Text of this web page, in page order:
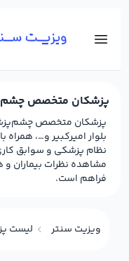
پزشکان متخصص چشم
پزشکان متخصص
بلوار امیرکبیر و…،
نظام پزشکی و سوابق
مشاهده نظرات بیماران و
فراهم است.
ویزیت سنتر لیست